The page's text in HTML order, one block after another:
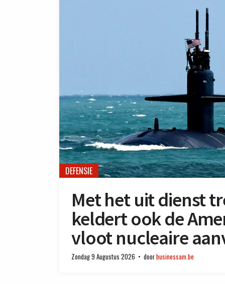
DEFENSIE
Met het uit dienst
keldert ook de
vloot nucleaire
Zondag 9 Augustus 2026 doorbusinessam.be